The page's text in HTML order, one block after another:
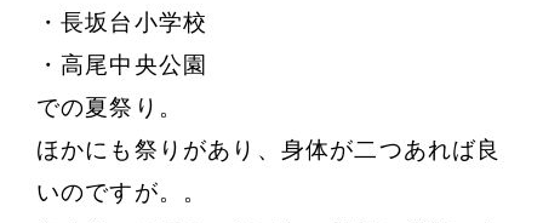
・長坂台小学校
・高尾中央公園
での夏祭り。
ほかにも祭りがあり、身体が二つあれば良
いのですが。。